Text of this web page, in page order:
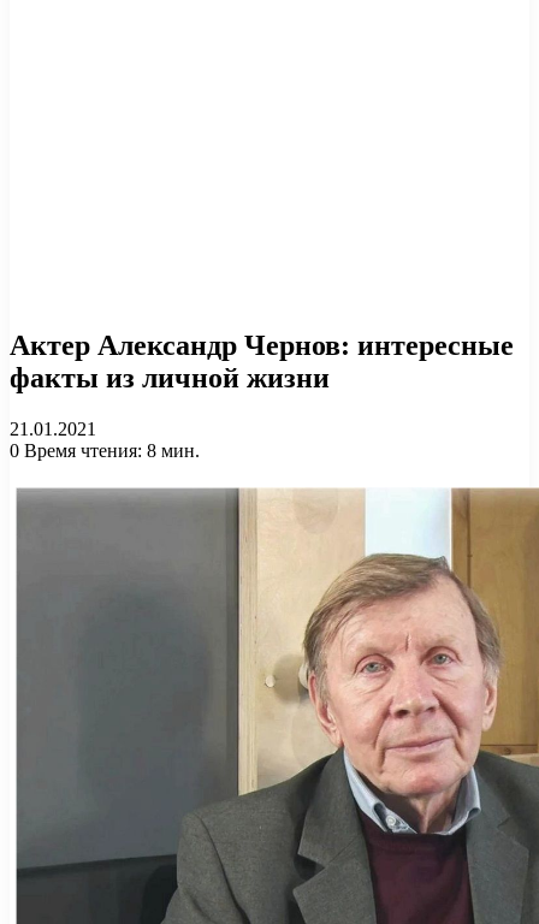
Актер Александр Чернов: интересные
факты из личной жизни
21.01.2021
0 Время чтения: 8 мин.